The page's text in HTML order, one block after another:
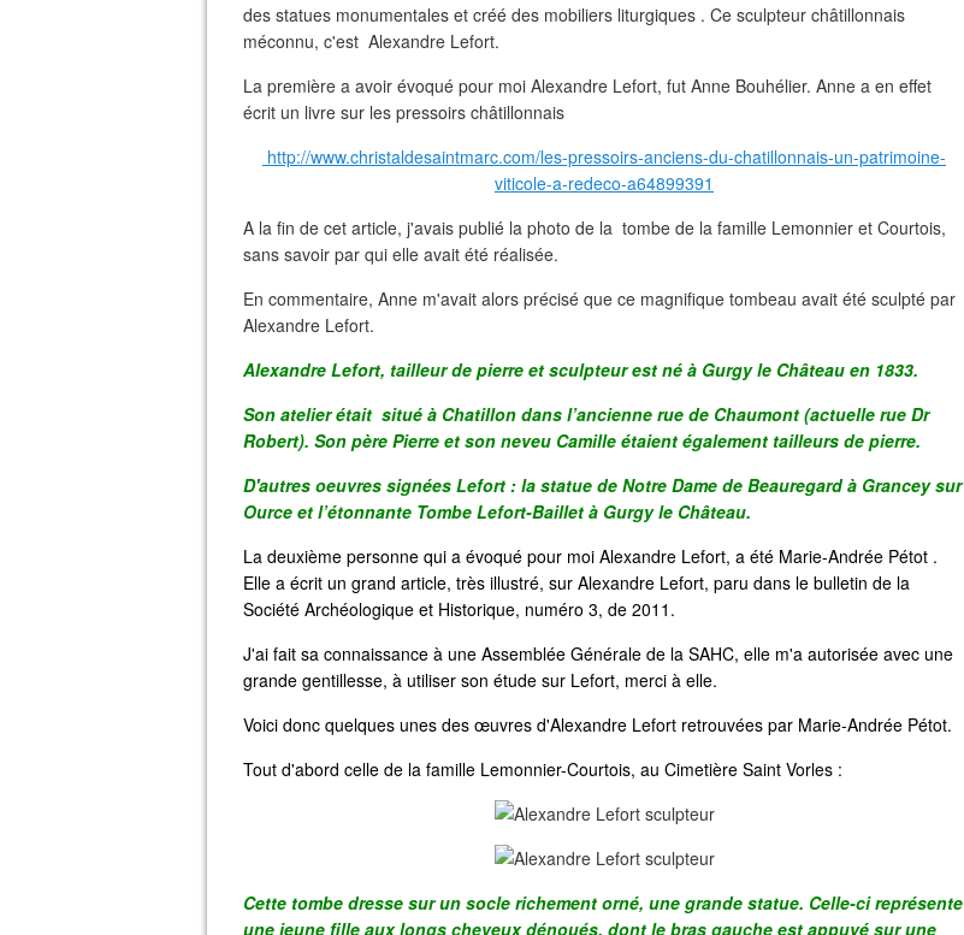
des statues monumentales et créé des mobiliers liturgiques . Ce sculpteur châtillonnais
méconnu, c'est Alexandre Lefort.
La première a avoir évoqué pour moi Alexandre Lefort, fut Anne Bouhélier. Anne a en effet
écrit un livre sur les pressoirs châtillonnais
http://www.christaldesaintmarc.com/les-pressoirs-anciens-du-chatillonnais-un-patrimoine-
viticole-a-redeco-a64899391
A la fin de cet article, j'avais publié la photo de la tombe de la famille Lemonnier et Courtois,
sans savoir par qui elle avait été réalisée.
En commentaire, Anne m'avait alors précisé que ce magnifique tombeau avait été sculpté par
Alexandre Lefort.
Alexandre Lefort, tailleur de pierre et sculpteur est né à Gurgy le Château en 1833.
Son atelier était situé à Chatillon dans l’ancienne rue de Chaumont (actuelle rue Dr
Robert). Son père Pierre et son neveu Camille étaient également tailleurs de pierre.
D'autres oeuvres signées Lefort : la statue de Notre Dame de Beauregard à Grancey sur
Ource et l’étonnante Tombe Lefort-Baillet à Gurgy le Château.
La deuxième personne qui a évoqué pour moi Alexandre Lefort, a été Marie-Andrée Pétot .
Elle a écrit un grand article, très illustré, sur Alexandre Lefort, paru dans le bulletin de la
Société Archéologique et Historique, numéro 3, de 2011.
J'ai fait sa connaissance à une Assemblée Générale de la SAHC, elle m'a autorisée avec une
grande gentillesse, à utiliser son étude sur Lefort, merci à elle.
Voici donc quelques unes des œuvres d'Alexandre Lefort retrouvées par Marie-Andrée Pétot.
Tout d'abord celle de la famille Lemonnier-Courtois, au Cimetière Saint Vorles :
Cette tombe dresse sur un socle richement orné, une grande statue. Celle-ci représente
une jeune fille aux longs cheveux dénoués, dont le bras gauche est appuyé sur une